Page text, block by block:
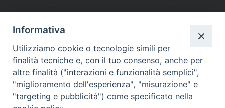
DIOCESI SUBURBICARIA DI ALBANO
Contatti:Tel.: 06.93268401 - Fax.: 06.9323844
E-mail:curia@diocesidialbano.it
Orari: dal Lunedì al Venerdì Ore: 9:00 - 13:00
Informativa
Utilizziamo cookie o tecnologie simili per
finalità tecniche e, con il tuo consenso, anche per
altre finalità ("interazioni e funzionalità semplici",
"miglioramento dell'esperienza", "misurazione" e
"targeting e pubblicità") come specificato nella